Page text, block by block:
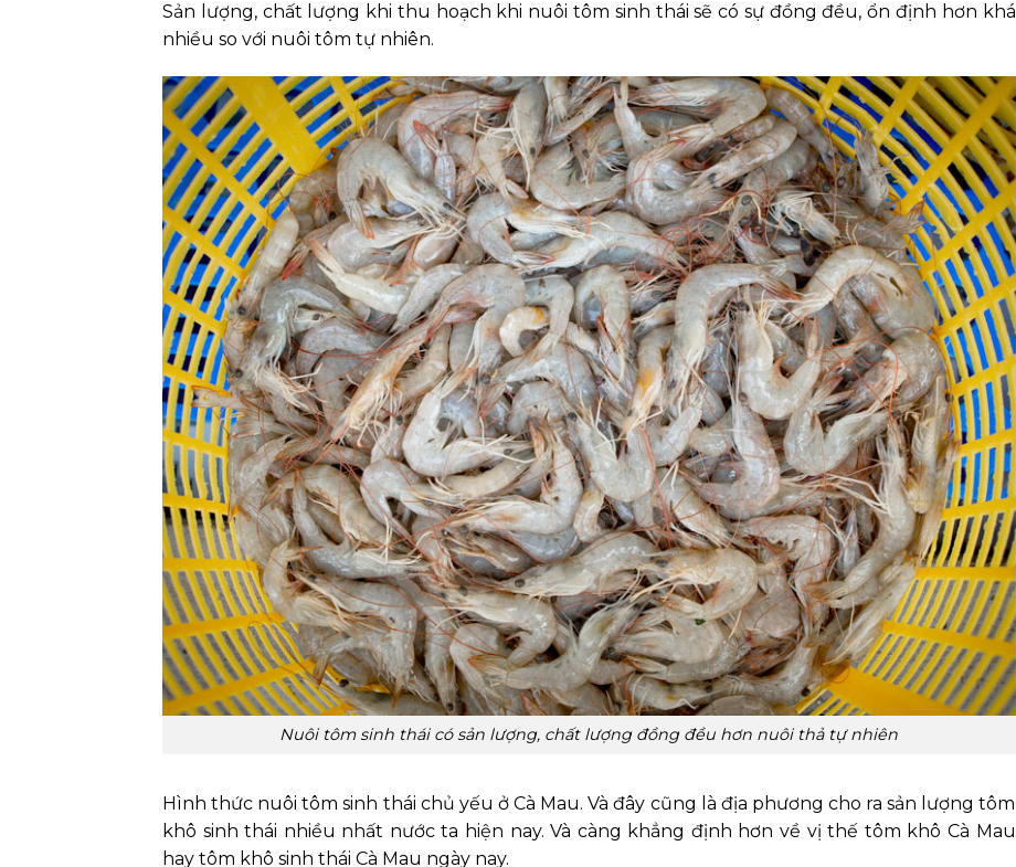
Sản lượng, chất lượng khi thu hoạch khi nuôi tôm sinh thái sẽ có sự đồng đều, ổn định hơn khá
nhiều so với nuôi tôm tự nhiên.
Nuôi tôm sinh thái có sản lượng, chất lượng đồng đều hơn nuôi thả tự nhiên
Hình thức nuôi tôm sinh thái chủ yếu ở Cà Mau. Và đây cũng là địa phương cho ra sản lượng tôm
khô sinh thái nhiều nhất nước ta hiện nay. Và càng khẳng định hơn về vị thế tôm khô Cà Mau
hay tôm khô sinh thái Cà Mau ngày nay.